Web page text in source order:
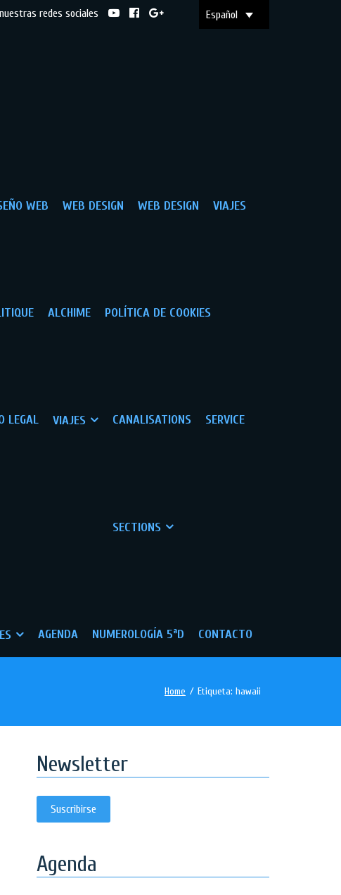
Español
redes sociales
WEB WEB DESIGN WEB DESIGN VIAJES
ALCHIME POLÍTICA DE COOKIES
LEGAL VIAJES CANALISATIONS SERVICE
SECTIONS
AGENDA NUMEROLOGÍA 5ªD CONTACTO
Home / Etiqueta: hawaii
Newsletter
Suscribirse
Agenda